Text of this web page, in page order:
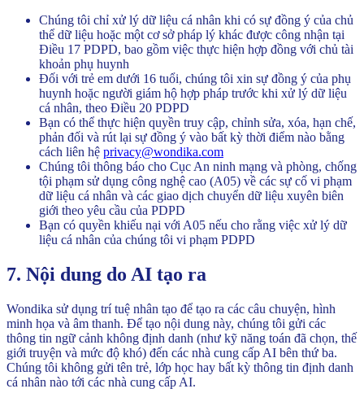
Chúng tôi chỉ xử lý dữ liệu cá nhân khi có sự đồng ý của chủ
thể dữ liệu hoặc một cơ sở pháp lý khác được công nhận tại
Điều 17 PDPD, bao gồm việc thực hiện hợp đồng với chủ tài
khoản phụ huynh
Đối với trẻ em dưới 16 tuổi, chúng tôi xin sự đồng ý của phụ
huynh hoặc người giám hộ hợp pháp trước khi xử lý dữ liệu
cá nhân, theo Điều 20 PDPD
Bạn có thể thực hiện quyền truy cập, chỉnh sửa, xóa, hạn chế,
phản đối và rút lại sự đồng ý vào bất kỳ thời điểm nào bằng
cách liên hệ privacy@wondika.com
Chúng tôi thông báo cho Cục An ninh mạng và phòng, chống
tội phạm sử dụng công nghệ cao (A05) về các sự cố vi phạm
dữ liệu cá nhân và các giao dịch chuyển dữ liệu xuyên biên
giới theo yêu cầu của PDPD
Bạn có quyền khiếu nại với A05 nếu cho rằng việc xử lý dữ
liệu cá nhân của chúng tôi vi phạm PDPD
7. Nội dung do AI tạo ra
Wondika sử dụng trí tuệ nhân tạo để tạo ra các câu chuyện, hình
minh họa và âm thanh. Để tạo nội dung này, chúng tôi gửi các
thông tin ngữ cảnh không định danh (như kỹ năng toán đã chọn, thế
giới truyện và mức độ khó) đến các nhà cung cấp AI bên thứ ba.
Chúng tôi không gửi tên trẻ, lớp học hay bất kỳ thông tin định danh
cá nhân nào tới các nhà cung cấp AI.